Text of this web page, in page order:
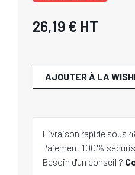
26,19 € HT
AJOUTER À LA
Livraison rapide sous
Paiement 100%
Besoin d'un conseil ?